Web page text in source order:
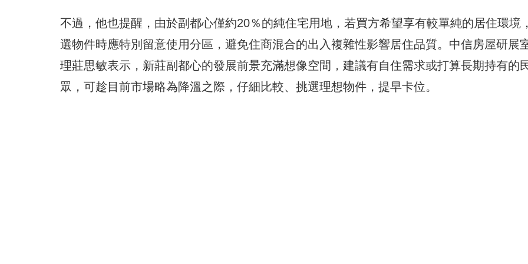
不過，他也提醒，由於副都心僅約20％的純住宅用地，若買方希望享有較單純的居住環境
選物件時應特別留意使用分區，避免住商混合的出入複雜性影響居住品質。中信房屋研展
理莊思敏表示，新莊副都心的發展前景充滿想像空間，建議有自住需求或打算長期持有的
眾，可趁目前市場略為降溫之際，仔細比較、挑選理想物件，提早卡位。